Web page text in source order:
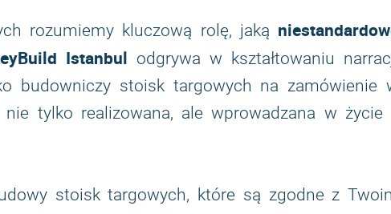
rozumiemy kluczową rolę, jaką
Istanbul odgrywa w kształtowaniu
budowniczy stoisk targowych na zamówienie
tylko realizowana, ale wprowadzana w życie
stoisk targowych, które są zgodne z